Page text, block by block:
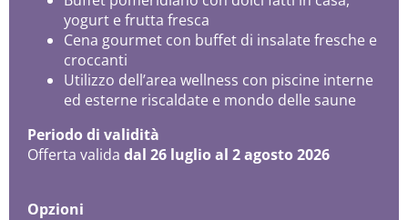
yogurt e frutta fresca
Cena gourmet con buffet di insalate fresche e
croccanti
Utilizzo dell’area wellness con piscine interne
ed esterne riscaldate e mondo delle saune
Periodo di validità
Offerta valida dal 26 luglio al 2 agosto 2026
Opzioni